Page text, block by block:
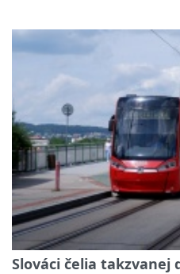
Slováci čelia takzvanej